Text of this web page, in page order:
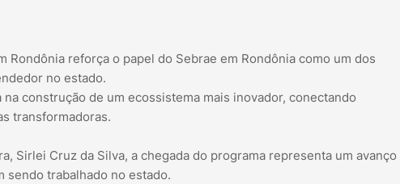
Rondônia reforça o papel do Sebrae em Rondônia como um dos
no estado.
construção de um ecossistema mais inovador, conectando
transformadoras.
Sirlei Cruz da Silva, a chegada do programa representa um avanço
sendo trabalhado no estado.